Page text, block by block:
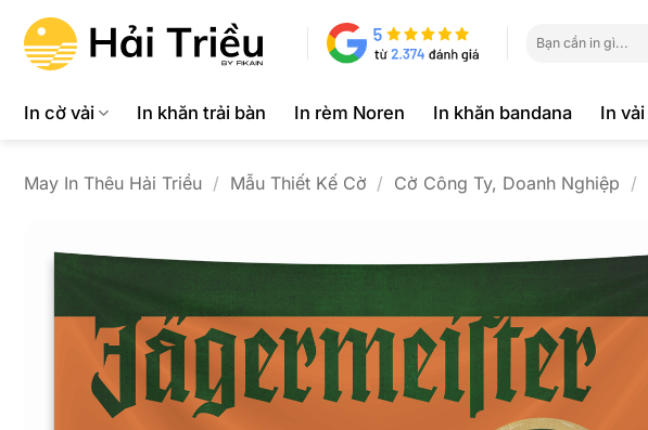
qua
kiếm:
In cờ vải In khăn trải bàn In rèm Noren In khăn bandana In vải
May In Thêu Hải Triều / Mẫu Thiết Kế Cờ / Cờ Công Ty, Doanh Nghiệp /